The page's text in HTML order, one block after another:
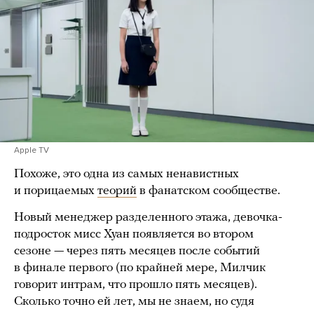
Apple TV
Похоже, это одна из самых ненавистных
и порицаемых теорий в фанатском сообществе.
Новый менеджер разделенного этажа, девочка-
подросток мисс Хуан появляется во втором
сезоне — через пять месяцев после событий
в финале первого (по крайней мере, Милчик
говорит интрам, что прошло пять месяцев).
Сколько точно ей лет, мы не знаем, но судя